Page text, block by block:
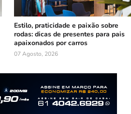
Estilo, praticidade e paixão sobre
rodas: dicas de presentes para pais
apaixonados por carros
07 Agosto, 2026